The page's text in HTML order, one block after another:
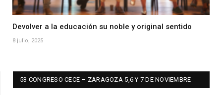
Devolver a la educación su noble y original sentido
8 julio, 2025
53 CONGRESO CECE – ZARAGOZA 5,6 Y 7 DE NOVIEMBRE